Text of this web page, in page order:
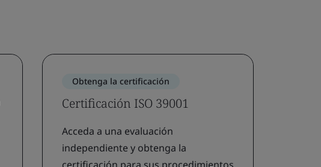
Obtenga la certificación
Certificación ISO 39001
Acceda a una evaluación
independiente y obtenga la